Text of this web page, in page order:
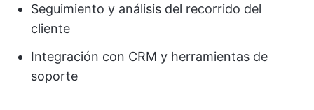
Seguimiento y análisis del recorrido del
cliente
Integración con CRM y herramientas de
soporte